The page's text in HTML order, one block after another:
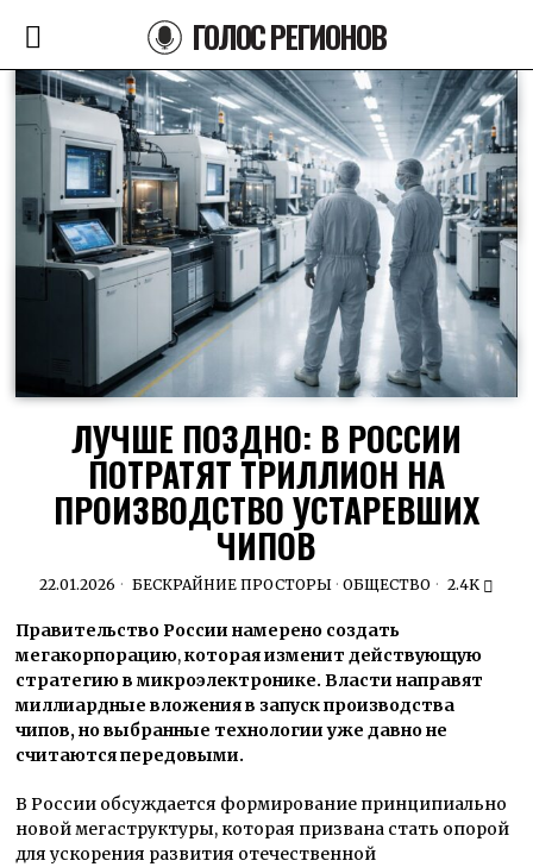
ГОЛОС РЕГИОНОВ
ЛУЧШЕ ПОЗДНО: В РОССИИ
ПОТРАТЯТ ТРИЛЛИОН НА
ПРОИЗВОДСТВО УСТАРЕВШИХ
ЧИПОВ
22.01.2026 БЕСКРАЙНИЕ ПРОСТОРЫ · ОБЩЕСТВО 2.4K
Правительство России намерено создать
мегакорпорацию,которая изменит действующую
стратегию в микроэлектронике. Власти направят
миллиардные вложения в запуск производства
чипов, но выбранные технологии уже давно не
считаются передовыми.
В России обсуждается формирование принципиально
новой мегаструктуры, которая призвана стать опорой
для ускорения развития отечественной